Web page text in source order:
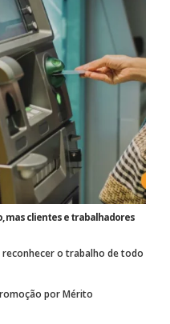
mas clientes e trabalhadores
reconhecer o trabalho de todo
por Mérito